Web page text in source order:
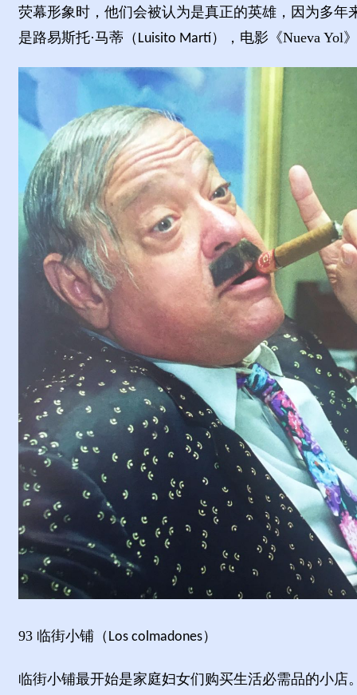
荧幕形象时，他们会被认为是真正的英雄，因为多
是路易斯托·马蒂 （ Luisito Martí ）， 电影《Nueva Yol
93 临街小铺（ Los colmadones）
临街小铺最开始是家庭妇女们购买生活必需品的小